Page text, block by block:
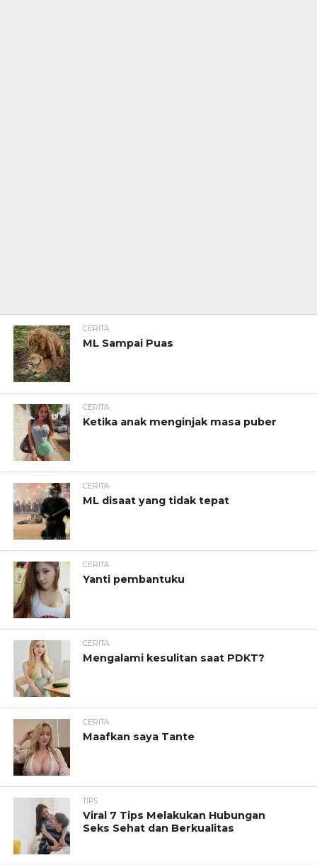
CERITA
ML Sampai Puas
CERITA
Ketika anak menginjak masa puber
CERITA
ML disaat yang tidak tepat
CERITA
Yanti pembantuku
CERITA
Mengalami kesulitan saat PDKT?
CERITA
Maafkan saya Tante
TIPS
Viral 7 Tips Melakukan Hubungan
Seks Sehat dan Berkualitas